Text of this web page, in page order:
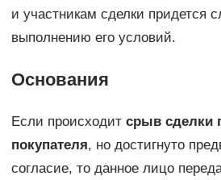
и участникам сделки придется
выполнению его условий.
Основания
Если происходит срыв сделки
покупателя, но достигнуто
согласие, то данное лицо